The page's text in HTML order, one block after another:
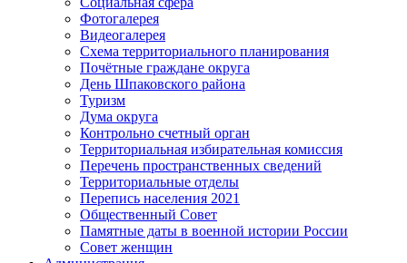
Фотогалерея
Видеогалерея
Схема территориального планирования
Почётные граждане округа
День Шпаковского района
Туризм
Дума округа
Контрольно счетный орган
Территориальная избирательная комиссия
Перечень пространственных сведений
Территориальные отделы
Перепись населения 2021
Общественный Совет
Памятные даты в военной истории России
Совет женщин